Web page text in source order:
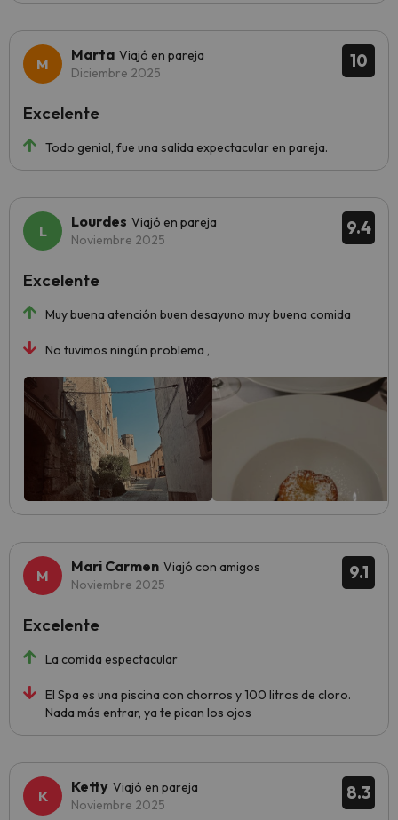
10
Marta Viajó en pareja
Diciembre 2025
Todo genial, fue una salida expectacular en pareja.
Excelente
9.4
Lourdes Viajó en pareja
Noviembre 2025
Muy buena atención buen desayuno muy buena comida
No tuvimos ningún problema ,
Excelente
9.1
Mari Carmen Viajó con amigos
Noviembre 2025
La comida espectacular
El Spa es una piscina con chorros y 100 litros de cloro.
Nada más entrar, ya te pican los ojos
Excelente
8.3
Ketty Viajó en pareja
Noviembre 2025